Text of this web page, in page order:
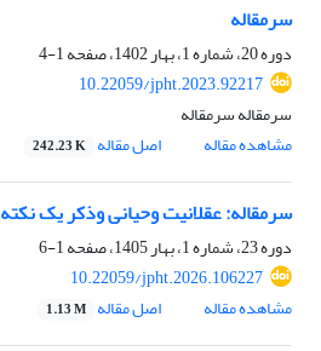
سرمقاله
دوره 20، شماره 1، بهار 1402، صفحه
1-4
10.22059/jpht.2023.92217
سرمقاله سرمقاله
مشاهده مقاله
اصل مقاله 242.23 K
سرمقاله: عقلانیت وحیانی وذکر یک نکته
دوره 23، شماره 1، بهار 1405، صفحه
1-6
10.22059/jpht.2026.106227
مشاهده مقاله
اصل مقاله 1.13 M